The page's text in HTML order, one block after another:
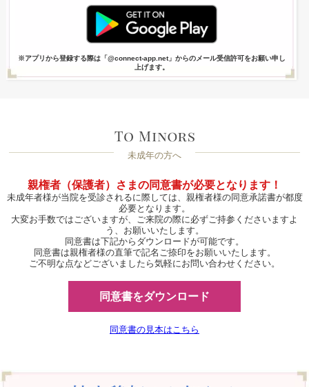
※アプリから登録する際は「@connect-app.net」からのメール受信許可をお願い申し
上げます。
未成年の方へ
親権者（保護者）さまの同意書が必要となります！
未成年者様が当院を受診されるに際しては、親権者様の同意承諾書が都度
必要となります。
大変お手数ではございますが、ご来院の際に必ずご持参くださいますよ
う、お願いいたします。
同意書は下記からダウンロードが可能です。
同意書は親権者様の直筆で記名ご捺印をお願いいたします。
ご不明な点などございましたら気軽にお問い合わせください。
同意書をダウンロード
同意書の見本はこちら